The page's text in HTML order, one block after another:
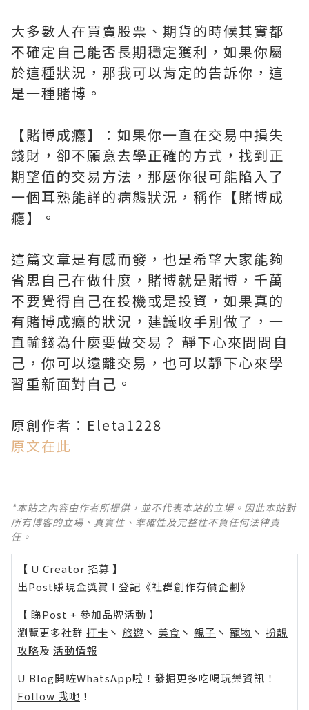
大多數人在買賣股票、期貨的時候其實都
不確定自己能否長期穩定獲利，如果你屬
於這種狀況，那我可以肯定的告訴你，這
是一種賭博。
【賭博成癮】：如果你一直在交易中損失
錢財，卻不願意去學正確的方式，找到正
期望值的交易方法，那麼你很可能陷入了
一個耳熟能詳的病態狀況，稱作【賭博成
癮】。
這篇文章是有感而發，也是希望大家能夠
省思自己在做什麼，賭博就是賭博，千萬
不要覺得自己在投機或是投資，如果真的
有賭博成癮的狀況，建議收手別做了，一
直輸錢為什麼要做交易？ 靜下心來問問自
己，你可以遠離交易，也可以靜下心來學
習重新面對自己。
原創作者：Eleta1228
原文在此
*本站之內容由作者所提供，並不代表本站的立場。因此本站對
所有博客的立場、真實性、準確性及完整性不負任何法律責
任。
【 U Creator 招募 】
出Post賺現金獎賞 l 登記《社群創作有價企劃》
【 睇Post + 參加品牌活動 】
瀏覽更多社群 打卡 丶 旅遊 丶 美食 丶 親子 丶 寵物 丶 扮靚
攻略及 活動情報
U Blog開咗WhatsApp啦！發掘更多吃喝玩樂資訊！
Follow 我哋 ！